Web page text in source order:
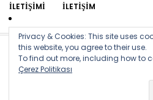
İLETIŞIMI
İLETIŞIM
Site içinde yer alan yazıların yayın
aittir. Başka bir amaçla ve
Privacy & Cookies: This site uses
this website, you agree to their use.
To find out more, including how to
Çerez Politikası